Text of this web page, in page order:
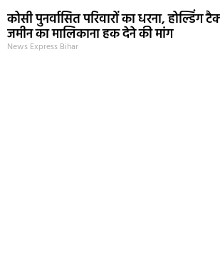
कोसी पुनर्वासित परिवारों का धरना, होल्डिंग
जमीन का मालिकाना हक देने की मांग
News Express Bihar